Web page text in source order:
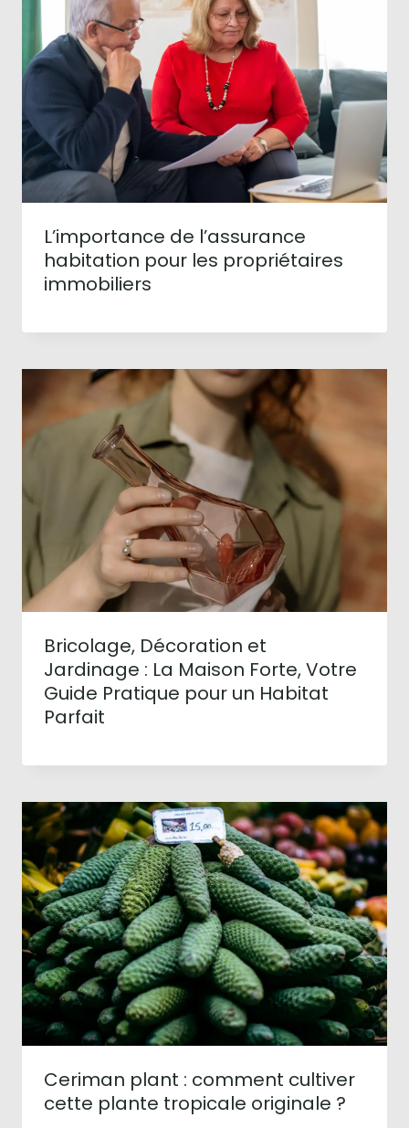
L’importance de l’assurance
habitation pour les propriétaires
immobiliers
Bricolage, Décoration et
Jardinage : La Maison Forte, Votre
Guide Pratique pour un Habitat
Parfait
Ceriman plant : comment cultiver
cette plante tropicale originale ?